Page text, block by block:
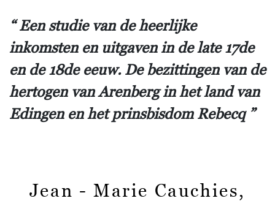
Een studie van de heerlijke
inkomsten en uitgaven in de late 17de
en de 18de eeuw. De bezittingen van de
hertogen van Arenberg in het land van
Edingen en het prinsbisdom Rebecq
Jean - Marie Cauchies,